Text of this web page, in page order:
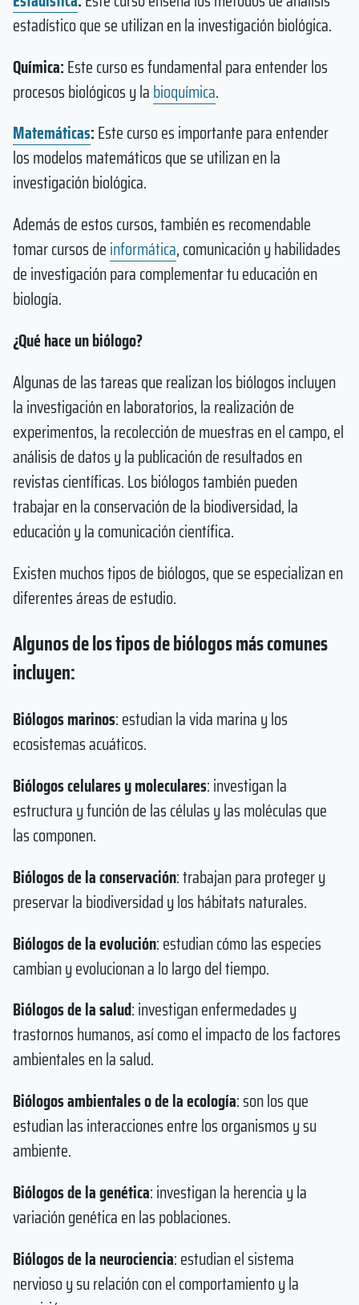
estadístico que se utilizan en la investigación biológica.
Química:Este curso es fundamental para entender los
procesos biológicos y labioquímica.
Matemáticas:Este curso es importante para entender
los modelos matemáticos que se utilizan en la
investigación biológica.
Además de estos cursos, también es recomendable
tomar cursos deinformática, comunicación y habilidades
de investigación para complementar tu educación en
biología.
¿Qué hace un biólogo?
Algunas de las tareas que realizan los biólogos incluyen
la investigación en laboratorios, la realización de
experimentos, la recolección de muestras en el campo, el
análisis de datos y la publicación de resultados en
revistas científicas. Los biólogos también pueden
trabajar en la conservación de la biodiversidad, la
educación y la comunicación científica.
Existen muchos tipos de biólogos, que se especializan en
diferentes áreas de estudio.
Algunos de los tipos de biólogos más comunes
incluyen:
Biólogos marinos: estudian la vida marina y los
ecosistemas acuáticos.
Biólogos celulares y moleculares: investigan la
estructura y función de las células y las moléculas que
las componen.
Biólogos de la conservación: trabajan para proteger y
preservar la biodiversidad y los hábitats naturales.
Biólogos de la evolución: estudian cómo las especies
cambian y evolucionan a lo largo del tiempo.
Biólogos de la salud: investigan enfermedades y
trastornos humanos, así como el impacto de los factores
ambientales en la salud.
Biólogos ambientales o de la ecología: son los que
estudian las interacciones entre los organismos y su
ambiente.
Biólogos de la genética: investigan la herencia y la
variación genética en las poblaciones.
Biólogos de la neurociencia: estudian el sistema
nervioso y su relación con el comportamiento y la